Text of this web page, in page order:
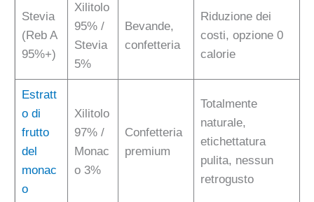
Stevia
(Reb A
95%+)
Xilitolo
95% /
Stevia
5%
Bevande,
confetteria
Riduzione dei
costi, opzione 0
calorie
Estratt
o di
frutto
del
monac
o
Xilitolo
97% /
Monac
o 3%
Confetteria
premium
Totalmente
naturale,
etichettatura
pulita, nessun
retrogusto